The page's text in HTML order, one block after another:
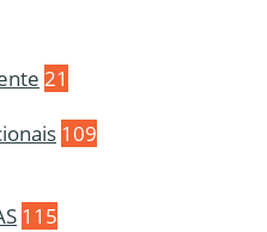
21
109
115